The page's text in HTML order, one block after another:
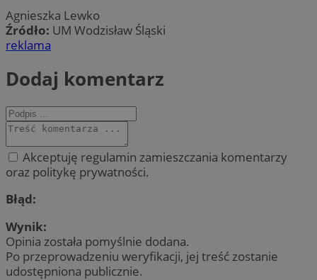
Agnieszka Lewko
Źródło: UM Wodzisław Śląski
reklama
Dodaj komentarz
Akceptuję regulamin zamieszczania komentarzy
oraz politykę prywatności.
Błąd:
Wynik:
Opinia została pomyślnie dodana.
Po przeprowadzeniu weryfikacji, jej treść zostanie
udostępniona publicznie.